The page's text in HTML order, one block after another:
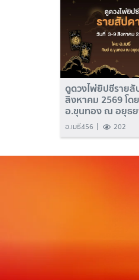
ดูดวงไพ่ยิปซีราย
สิงหาคม 2569 โด
อ.ขุนทอง ณ อยุธ
อ.เมธี456 202